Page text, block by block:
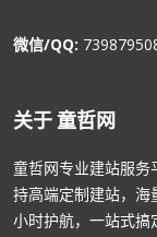
微信/QQ:
关于 童哲网
童哲网专业建站服务
持高端定制建站，海
小时护航，一站式搞